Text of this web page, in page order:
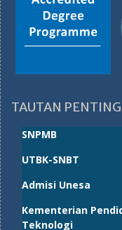
TAUTAN
SNPMB
UTBK-SNBT
Admisi Unesa
Kementerian
Teknologi